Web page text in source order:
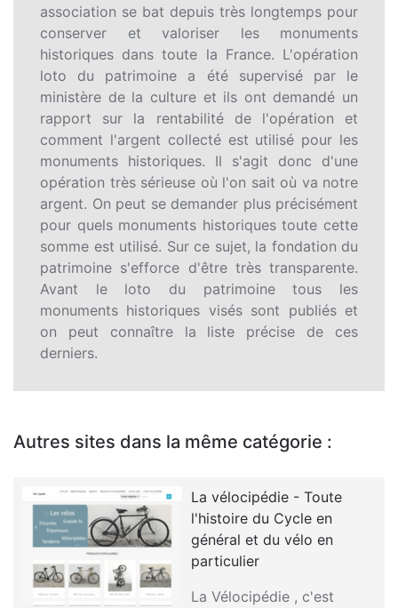
association se bat depuis très longtemps pour
conserver et valoriser les monuments
historiques dans toute la France. L'opération
loto du patrimoine a été supervisé par le
ministère de la culture et ils ont demandé un
rapport sur la rentabilité de l'opération et
comment l'argent collecté est utilisé pour les
monuments historiques. Il s'agit donc d'une
opération très sérieuse où l'on sait où va notre
argent. On peut se demander plus précisément
pour quels monuments historiques toute cette
somme est utilisé. Sur ce sujet, la fondation du
patrimoine s'efforce d'être très transparente.
Avant le loto du patrimoine tous les
monuments historiques visés sont publiés et
on peut connaître la liste précise de ces
derniers.
Autres sites dans la même catégorie :
La vélocipédie - Toute
l'histoire du Cycle en
général et du vélo en
particulier
La Vélocipédie , c'est